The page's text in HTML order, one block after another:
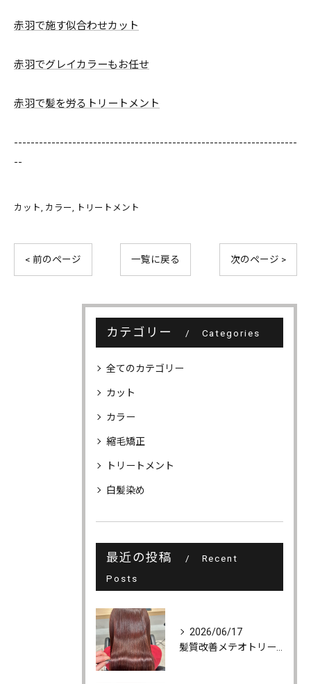
赤羽で施す似合わせカット
赤羽でグレイカラーもお任せ
赤羽で髪を労るトリートメント
--------------------------------------------------------------------
--
カット カラー トリートメント
< 前のページ 一覧に戻る 次のページ >
カテゴリー Categories
全てのカテゴリー
カット
カラー
縮毛矯正
トリートメント
白髪染め
最近の投稿
Recent
Posts
2026/06/17
髪質改善メテオトリートメントでうるツヤ髪に♪